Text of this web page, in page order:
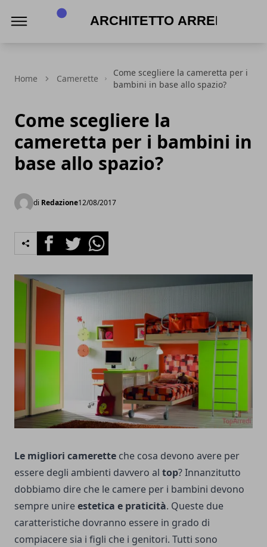
Home Camerette
Come scegliere la cameretta per i
bambini in base allo spazio?
Come scegliere la
cameretta per i bambini in
base allo spazio?
di Redazione12/08/2017
FacebookTwitterWhatsapp
Le migliori camerette che cosa devono avere per
essere degli ambienti davvero al top? Innanzitutto
dobbiamo dire che le camere per i bambini devono
sempre unireestetica e praticità. Queste due
caratteristiche dovranno essere in grado di
compiacere sia i figli che i genitori. Tutti sono